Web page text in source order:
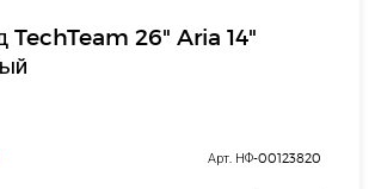
TechTeam 26" Aria 14"
Арт. НФ-00123820